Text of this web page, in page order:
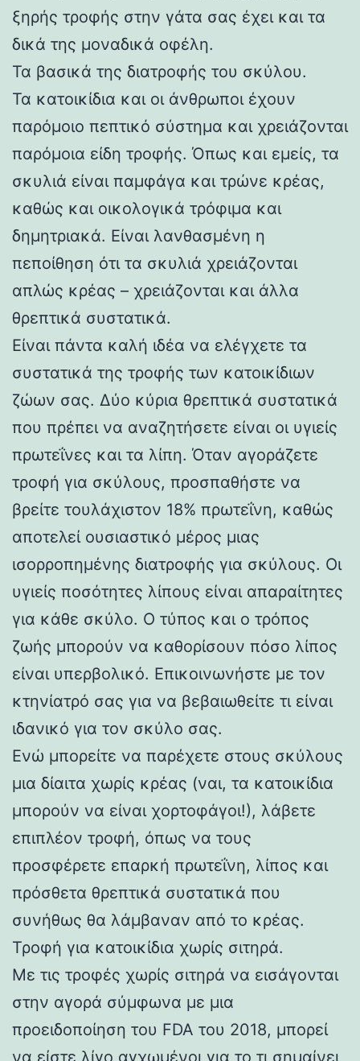
ξηρής τροφής στην γάτα σας έχει και τα
δικά της μοναδικά οφέλη.
Τα βασικά της διατροφής του σκύλου.
Τα κατοικίδια και οι άνθρωποι έχουν
παρόμοιο πεπτικό σύστημα και χρειάζονται
παρόμοια είδη τροφής. Όπως και εμείς, τα
σκυλιά είναι παμφάγα και τρώνε κρέας,
καθώς και οικολογικά τρόφιμα και
δημητριακά. Είναι λανθασμένη η
πεποίθηση ότι τα σκυλιά χρειάζονται
απλώς κρέας – χρειάζονται και άλλα
θρεπτικά συστατικά.
Είναι πάντα καλή ιδέα να ελέγχετε τα
συστατικά της τροφής των κατοικίδιων
ζώων σας. Δύο κύρια θρεπτικά συστατικά
που πρέπει να αναζητήσετε είναι οι υγιείς
πρωτεΐνες και τα λίπη. Όταν αγοράζετε
τροφή για σκύλους, προσπαθήστε να
βρείτε τουλάχιστον 18% πρωτεΐνη, καθώς
αποτελεί ουσιαστικό μέρος μιας
ισορροπημένης διατροφής για σκύλους. Οι
υγιείς ποσότητες λίπους είναι απαραίτητες
για κάθε σκύλο. Ο τύπος και ο τρόπος
ζωής μπορούν να καθορίσουν πόσο λίπος
είναι υπερβολικό. Επικοινωνήστε με τον
κτηνίατρό σας για να βεβαιωθείτε τι είναι
ιδανικό για τον σκύλο σας.
Ενώ μπορείτε να παρέχετε στους σκύλους
μια δίαιτα χωρίς κρέας (ναι, τα κατοικίδια
μπορούν να είναι χορτοφάγοι!), λάβετε
επιπλέον τροφή, όπως να τους
προσφέρετε επαρκή πρωτεΐνη, λίπος και
πρόσθετα θρεπτικά συστατικά που
συνήθως θα λάμβαναν από το κρέας.
Τροφή για κατοικίδια χωρίς σιτηρά.
Με τις τροφές χωρίς σιτηρά να εισάγονται
στην αγορά σύμφωνα με μια
προειδοποίηση του FDA του 2018, μπορεί
να είστε λίγο αγχωμένοι για το τι σημαίνει